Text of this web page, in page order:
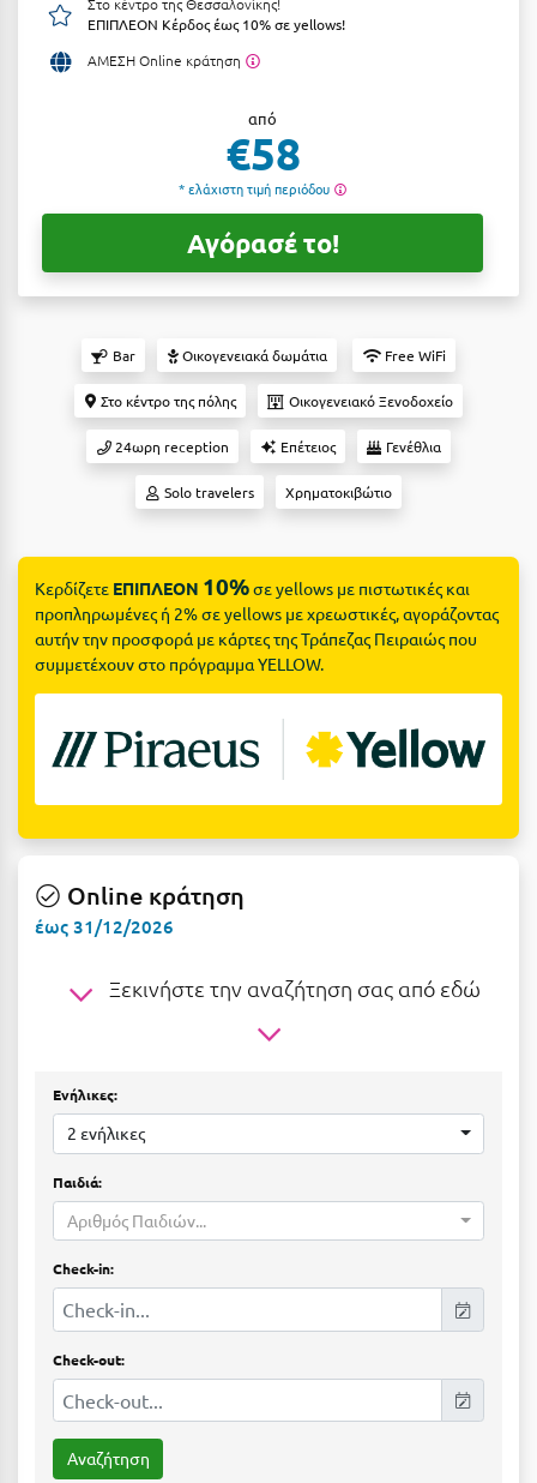
Αργολίδα
Αριδαία
Αρτέμιδα
Αστυπάλαια
Βραχάτι Κορινθίας
Βυτίνα
Γ
Γαλαξiδι
Γλυφάδα
Γρεβενά
Γύθειο
Δελφοί
Ελάτη Αρκαδίας
Ελληνικό Αρκαδίας
Ελούντα Κρήτης
Ερέτρια
Ερμιόνη
Εύβοια
Ευρυτανία
Ξενοδοχεία 3 Αστέρων
Κρουαζιέρες
Ενοικιαζόμενα Δωμάτια
Boutique Hotels
Δες όλες τις προσφορές
Δες όλα τα πακέτα διακοπών
ΕΠΙΠΛΕΟΝ Κέρδος έως 10% σε yellows!
ΑΜΕΣΗ Online κράτηση
από
€58
* ελάχιστη τιμή περιόδου
Αγόρασέ το!
Bar Οικογενειακά δωμάτια Free WiFi
Στο κέντρο της πόλης Οικογενειακό Ξενοδοχείο
24ωρη reception Επέτειος Γενέθλια
Solo travelers Χρηματοκιβώτιο
Κερδίζετε ΕΠΙΠΛΕΟΝ 10%σε yellows με πιστωτικές και
προπληρωμένες ή 2% σε yellows με χρεωστικές, αγοράζοντας
αυτήν την προσφορά με κάρτες της Τράπεζας Πειραιώς που
συμμετέχουν στο πρόγραμμα YELLOW.
Online κράτηση
έως 31/12/2026
Ξεκινήστε την αναζήτηση σας από εδώ
Ενήλικες:
2 ενήλικες
Παιδιά:
Αριθμός Παιδιών...
Check-in:
Check-out: